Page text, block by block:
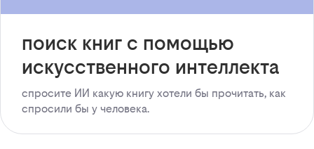
поиск книг с помощью
искусственного интеллекта
спросите ИИ какую книгу хотели бы прочитать, как
спросили бы у человека.